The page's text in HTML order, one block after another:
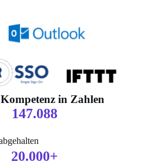
in Zahlen
147.088
20.000+